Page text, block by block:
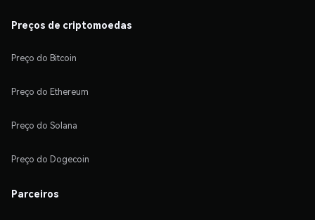
Preços de criptomoedas
Preço do Bitcoin
Preço do Ethereum
Preço do Solana
Preço do Dogecoin
Parceiros